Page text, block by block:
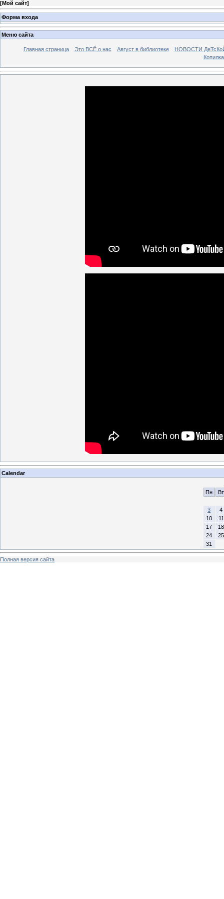
[Мой сайт]
Форма входа
Меню сайта
Главная страница Это ВСЁ о нас Август в библиотеке
НОВОСТИ
Calendar
Пн
Вт
3
4
10
11
17
18
24
25
31
Полная версия сайта